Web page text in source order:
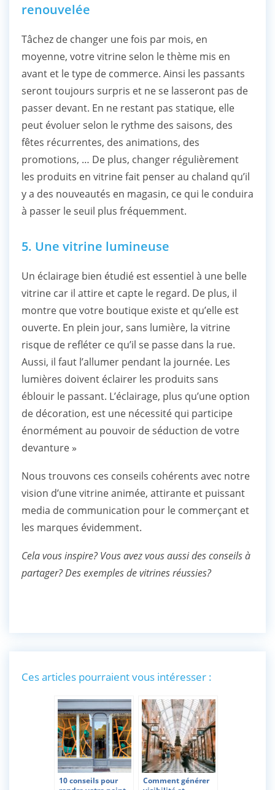
renouvelée
Tâchez de changer une fois par mois, en
moyenne, votre vitrine selon le thème mis en
avant et le type de commerce. Ainsi les passants
seront toujours surpris et ne se lasseront pas de
passer devant. En ne restant pas statique, elle
peut évoluer selon le rythme des saisons, des
fêtes récurrentes, des animations, des
promotions, … De plus, changer régulièrement
les produits en vitrine fait penser au chaland qu’il
y a des nouveautés en magasin, ce qui le conduira
à passer le seuil plus fréquemment.
5. Une vitrine lumineuse
Un éclairage bien étudié est essentiel à une belle
vitrine car il attire et capte le regard. De plus, il
montre que votre boutique existe et qu’elle est
ouverte. En plein jour, sans lumière, la vitrine
risque de refléter ce qu’il se passe dans la rue.
Aussi, il faut l’allumer pendant la journée. Les
lumières doivent éclairer les produits sans
éblouir le passant. L’éclairage, plus qu’une option
de décoration, est une nécessité qui participe
énormément au pouvoir de séduction de votre
devanture »
Nous trouvons ces conseils cohérents avec notre
vision d’une vitrine animée, attirante et puissant
media de communication pour le commerçant et
les marques évidemment.
Cela vous inspire? Vous avez vous aussi des conseils à
partager? Des exemples de vitrines réussies?
Ces articles pourraient vous intéresser :
10 conseils pour
Comment générer